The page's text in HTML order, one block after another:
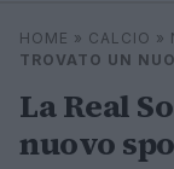
Cerca
HOME » CALCIO »
TROVATO UN
La Real
nuovo